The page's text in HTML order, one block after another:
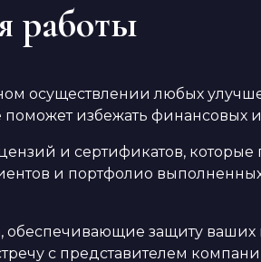
работы
осуществлении любых
поможет избежать финансовых
и сертификатов, которые
и портфолио
обеспечивающие защиту
с представителем